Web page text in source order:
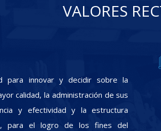
VALORES
para innovar y decidir sobre la
calidad, la administración de sus
y efectividad y la estructura
para el logro de los fines del